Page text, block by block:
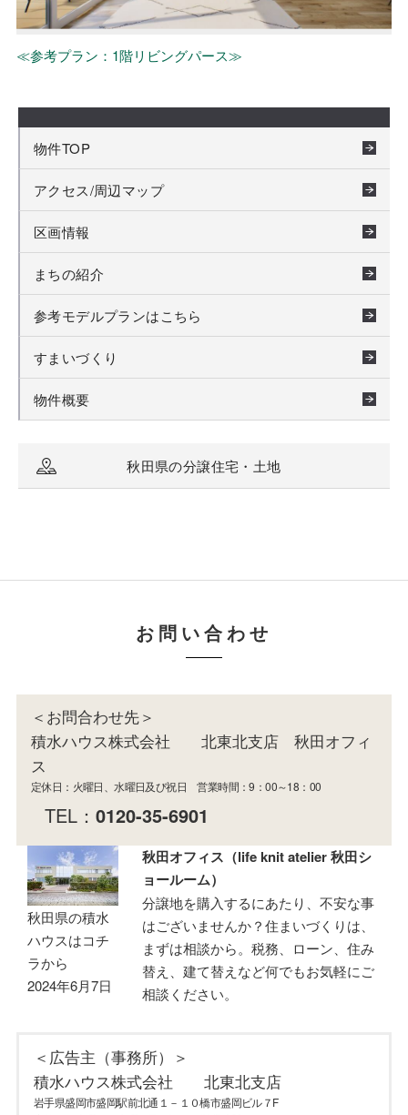
≪参考プラン：平面図≫
≪参考プラン：1階リビングパース≫
≪参考プラン：1階リビングパース≫
≪参考プラン：1階リビングパース≫
≪参考プラン：1階リビングパース≫
≪参考プラン：平面図≫
≪参考プラン：1階リビングパース≫
物件TOP
アクセス/周辺マップ
区画情報
まちの紹介
参考モデルプランはこちら
すまいづくり
物件概要
秋田県の分譲住宅・土地
お問い合わせ
＜お問合わせ先＞
積水ハウス株式会社 北東北支店 秋田オフィ
ス
定休日：火曜日、水曜日及び祝日 営業時間：9：00～18：00
TEL：0120-35-6901
秋田県の積水
ハウスはコチ
ラから
2024年6月7日
秋田オフィス（life knit atelier 秋田シ
ョールーム）
分譲地を購入するにあたり、不安な事
はございませんか？住まいづくりは、
まずは相談から。税務、ローン、住み
替え、建て替えなど何でもお気軽にご
相談ください。
＜広告主（事務所）＞
積水ハウス株式会社 北東北支店
岩手県盛岡市盛岡駅前北通１－１０橋市盛岡ビル７F